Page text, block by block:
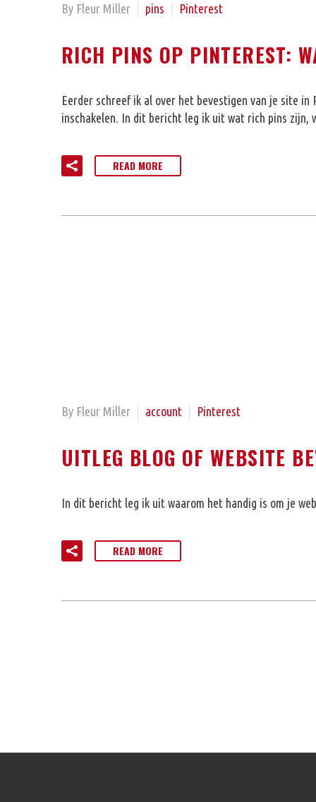
By Fleur Miller pins Pinterest
RICH PINS OP PINTEREST:
Eerder schreef ik al over het bevestigen van je site
inschakelen. In dit bericht leg ik uit wat rich pins zijn,
READ MORE
By Fleur Miller account Pinterest
UITLEG BLOG OF WEBSITE
In dit bericht leg ik uit waarom het handig is om je
READ MORE